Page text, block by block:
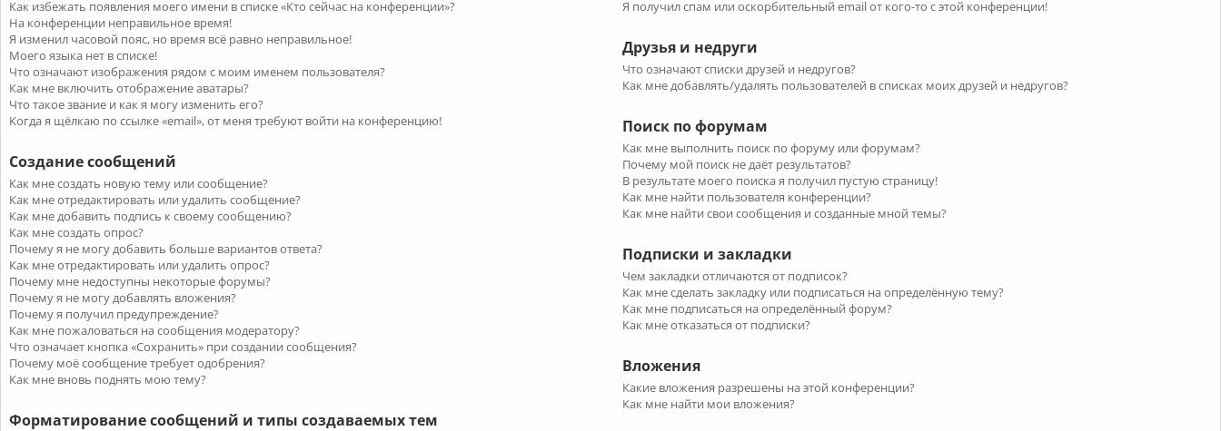
Как избежать появления моего имени в списке «Кто сейчас на конференции»?
На конференции неправильное время!
Я изменил часовой пояс, но время всё равно неправильное!
Моего языка нет в списке!
Что означают изображения рядом с моим именем пользователя?
Как мне включить отображение аватары?
Что такое звание и как я могу изменить его?
Когда я щёлкаю по ссылке «email», от меня требуют войти на конференцию!
Создание сообщений
Как мне создать новую тему или сообщение?
Как мне отредактировать или удалить сообщение?
Как мне добавить подпись к своему сообщению?
Как мне создать опрос?
Почему я не могу добавить больше вариантов ответа?
Как мне отредактировать или удалить опрос?
Почему мне недоступны некоторые форумы?
Почему я не могу добавлять вложения?
Почему я получил предупреждение?
Как мне пожаловаться на сообщения модератору?
Что означает кнопка «Сохранить» при создании сообщения?
Почему моё сообщение требует одобрения?
Как мне вновь поднять мою тему?
Форматирование сообщений и типы создаваемых тем
Я получил спам или оскорбительный email от кого-то с этой конференции!
Друзья и недруги
Что означают списки друзей и недругов?
Как мне добавлять/удалять пользователей в списках моих друзей и недругов?
Поиск по форумам
Как мне выполнить поиск по форуму или форумам?
Почему мой поиск не даёт результатов?
В результате моего поиска я получил пустую страницу!
Как мне найти пользователя конференции?
Как мне найти свои сообщения и созданные мной темы?
Подписки и закладки
Чем закладки отличаются от подписок?
Как мне сделать закладку или подписаться на определённую тему?
Как мне подписаться на определённый форум?
Как мне отказаться от подписки?
Вложения
Какие вложения разрешены на этой конференции?
Как мне найти мои вложения?